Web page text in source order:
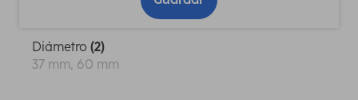
Diámetro (2)
37 mm, 60 mm